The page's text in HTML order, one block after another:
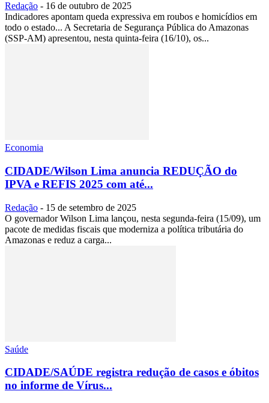
Redação - 16 de outubro de 2025
Indicadores apontam queda expressiva em roubos e homicídios em
todo o estado... A Secretaria de Segurança Pública do Amazonas
(SSP-AM) apresentou, nesta quinta-feira (16/10), os...
Economia
CIDADE/Wilson Lima anuncia REDUÇÃO do
IPVA e REFIS 2025 com até...
Redação - 15 de setembro de 2025
O governador Wilson Lima lançou, nesta segunda-feira (15/09), um
pacote de medidas fiscais que moderniza a política tributária do
Amazonas e reduz a carga...
Saúde
CIDADE/SAÚDE registra redução de casos e óbitos
no informe de Vírus...